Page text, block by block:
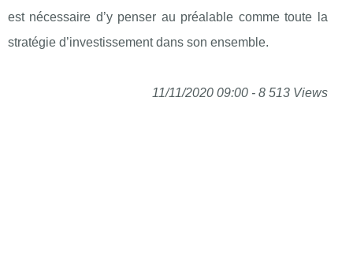
est nécessaire d’y penser au préalable comme toute la
stratégie d’investissement dans son ensemble.
11/11/2020 09:00 - 8 513 Views